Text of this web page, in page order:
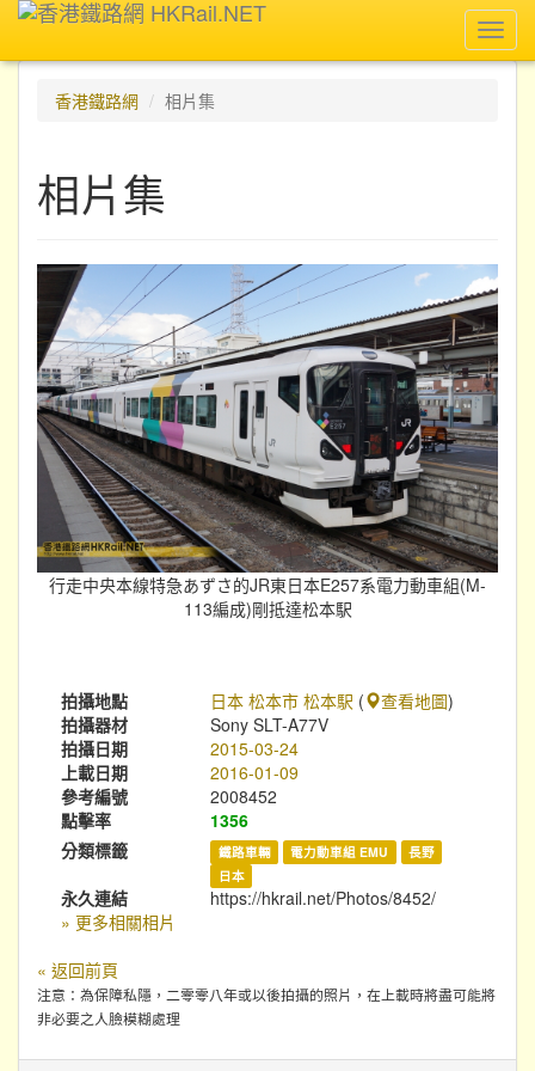
香港鐵路網
相片集
相片集
行走中央本線特急あずさ的JR東日本E257系電力動車組(M-
113編成)剛抵達松本駅
拍攝地點 日本 松本市 松本駅 ( 查看地圖)
拍攝器材
Sony SLT-A77V
拍攝日期
2015-03-24
上載日期
2016-01-09
參考編號
2008452
點擊率
1356
分類標籤
鐵路車輛 電力動車組 EMU
長野
日本
永久連結
https://hkrail.net/Photos/8452/
» 更多相關相片
« 返回前頁
注意：為保障私隱，二零零八年或以後拍攝的照片，在上載時將盡可能將
非必要之人臉模糊處理